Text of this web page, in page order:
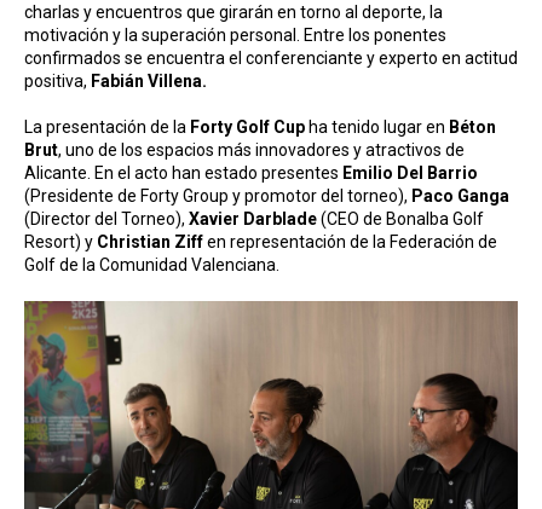
charlas y encuentros que girarán en torno al deporte, la
motivación y la superación personal. Entre los ponentes
confirmados se encuentra el conferenciante y experto en actitud
positiva, Fabián Villena.
La presentación de la Forty Golf Cup ha tenido lugar en Béton
Brut, uno de los espacios más innovadores y atractivos de
Alicante. En el acto han estado presentes Emilio Del Barrio
(Presidente de Forty Group y promotor del torneo), Paco Ganga
(Director del Torneo), Xavier Darblade(CEO de Bonalba Golf
Resort) y Christian Ziffen representación de la Federación de
Golf de la Comunidad Valenciana.